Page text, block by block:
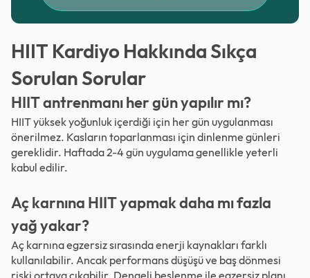
HIIT Kardiyo Hakkında Sıkça
Sorulan Sorular
HIIT antrenmanı her gün yapılır mı?
HIIT yüksek yoğunluk içerdiği için her gün uygulanması
önerilmez. Kasların toparlanması için dinlenme günleri
gereklidir. Haftada 2-4 gün uygulama genellikle yeterli
kabul edilir.
Aç karnına HIIT yapmak daha mı fazla
yağ yakar?
Aç karnına egzersiz sırasında enerji kaynakları farklı
kullanılabilir. Ancak performans düşüşü ve baş dönmesi
riski ortaya çıkabilir. Dengeli beslenme ile egzersiz planı